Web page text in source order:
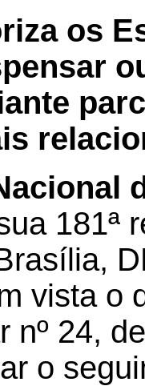
os
181ª
vista o
nº 24,
o